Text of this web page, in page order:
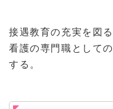
接遇教育の充実を図る
看護の専門職として
する。